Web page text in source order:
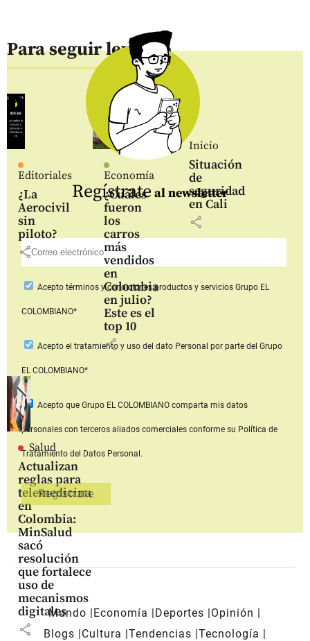
Para seguir leyendo
Editoriales
¿La
Aerocivil
sin
piloto?
share
Economía
¿Cuáles
fueron
los
carros
más
vendidos
en
Colombia
en julio?
Este es el
top 10
share
Inicio
Situación
de
seguridad
en Cali
share
Salud
Actualizan
reglas para
telemedicina
en
Colombia:
MinSalud
sacó
resolución
que fortalece
uso de
mecanismos
digitales
share
Regístrate al newsletter
Aceptotérminos y condiciones productos y serviciosGrupo EL
COLOMBIANO*
Acepto el tratamiento y uso del dato Personal por parte del Grupo
EL COLOMBIANO*
Acepto que Grupo EL COLOMBIANOcomparta mis datos
personales con terceros aliados comerciales conforme su Política de
Tratamiento del Datos Personal.
Mundo Economía Deportes
Opinión
Blogs
Cultura Tendencias Tecnología